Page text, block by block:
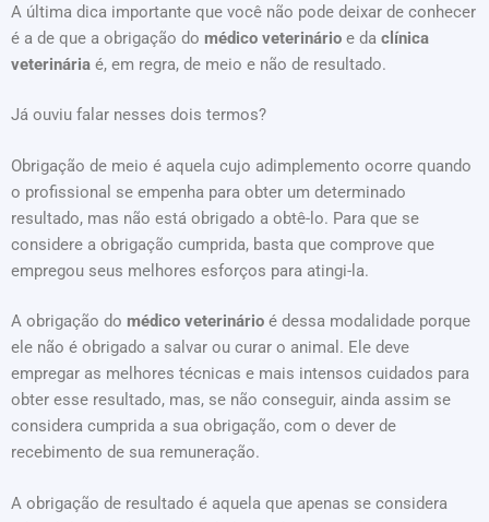
A última dica importante que você não pode deixar de conhecer
é a de que a obrigação do médico veterinário e da clínica
veterinária é, em regra, de meio e não de resultado.
Já ouviu falar nesses dois termos?
Obrigação de meio é aquela cujo adimplemento ocorre quando
o profissional se empenha para obter um determinado
resultado, mas não está obrigado a obtê-lo. Para que se
considere a obrigação cumprida, basta que comprove que
empregou seus melhores esforços para atingi-la.
A obrigação do médico veterinário é dessa modalidade porque
ele não é obrigado a salvar ou curar o animal. Ele deve
empregar as melhores técnicas e mais intensos cuidados para
obter esse resultado, mas, se não conseguir, ainda assim se
considera cumprida a sua obrigação, com o dever de
recebimento de sua remuneração.
A obrigação de resultado é aquela que apenas se considera